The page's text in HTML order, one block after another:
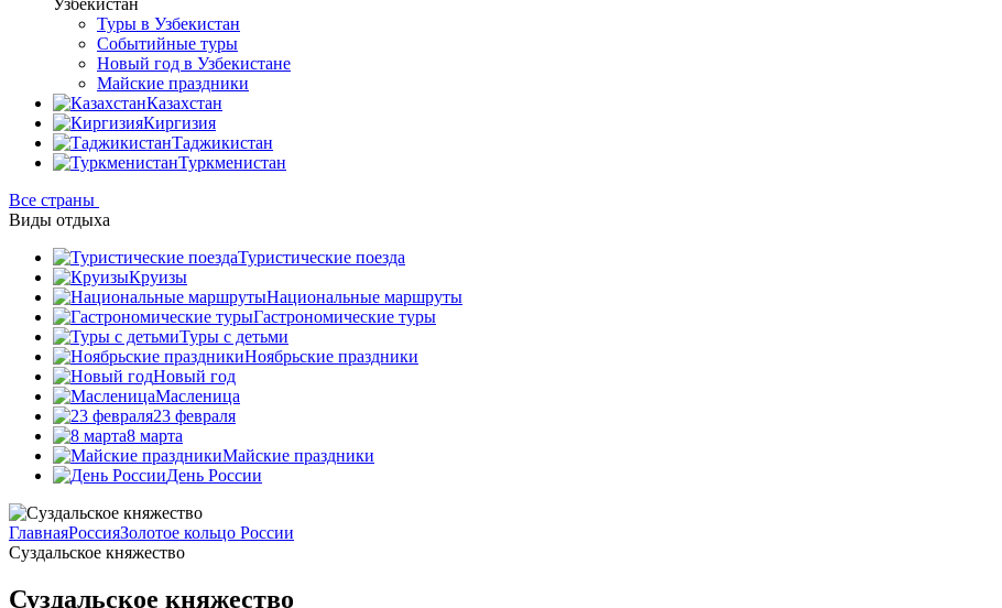
Узбекистан
Туры в Узбекистан
Событийные туры
Новый год в Узбекистане
Майские праздники
Казахстан
Киргизия
Таджикистан
Туркменистан
Все страны
Виды отдыха
Туристические поезда
Круизы
Национальные маршруты
Гастрономические туры
Туры с детьми
Ноябрьские праздники
Новый год
Масленица
23 февраля
8 марта
Майские праздники
День России
ГлавнаяРоссияЗолотое кольцо России
Суздальское княжество
Суздальское княжество